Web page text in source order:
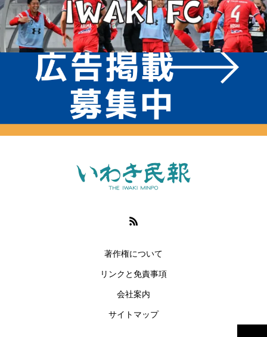
著作権について
リンクと免責事項
会社案内
サイトマップ